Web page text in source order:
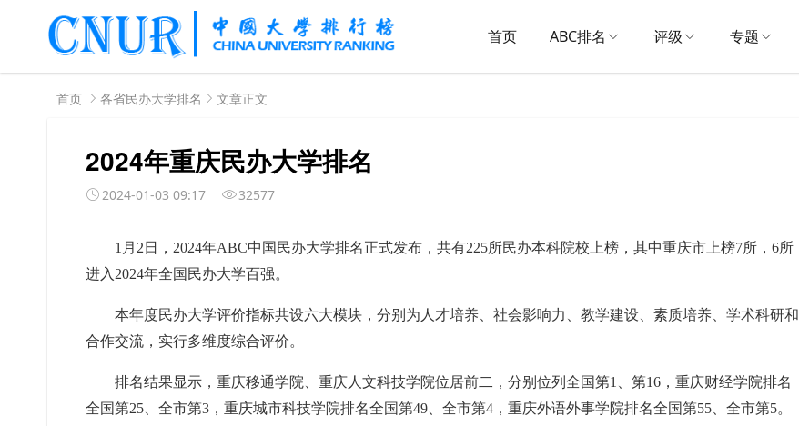
首页 ABC排名 评级 专题
首页 各省民办大学排名 文章正文
2024年重庆民办大学排名
2024-01-03 09:17 32577
1月2日，2024年ABC中国民办大学排名正式发布，共有225所民办本科院校上榜，其中重庆市上榜7所，6所
进入2024年全国民办大学百强。
本年度民办大学评价指标共设六大模块，分别为人才培养、社会影响力、教学建设、素质培养、学术科研和
合作交流，实行多维度综合评价。
排名结果显示，重庆移通学院、重庆人文科技学院位居前二，分别位列全国第1、第16，重庆财经学院排名
全国第25、全市第3，重庆城市科技学院排名全国第49、全市第4，重庆外语外事学院排名全国第55、全市第5。